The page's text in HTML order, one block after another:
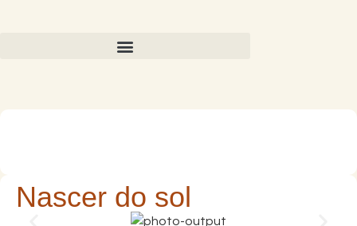
Nascer do sol